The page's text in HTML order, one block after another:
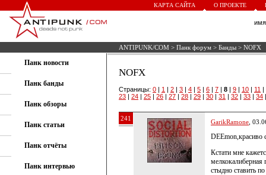
КАРТА САЙТА О ПРОЕКТЕ
ANTIPUNK/COM > Панк форум > Банды > NOFX
Панк новости
Панк банды
Панк обзоры
Панк статьи
Панк отчёты
Панк интервью
NOFX
Страницы: 0 | 1 | 2 | 3 | 4 | 5 | 6 | 7 | 8 | 9 | 10 | 11 |
23 | 24 | 25 | 26 | 27 | 28 | 29 | 30 | 31 | 32 | 33 | 34
241 GarikRamone ,
DEEmon,красиво
Кстати мне
стыдно ставить